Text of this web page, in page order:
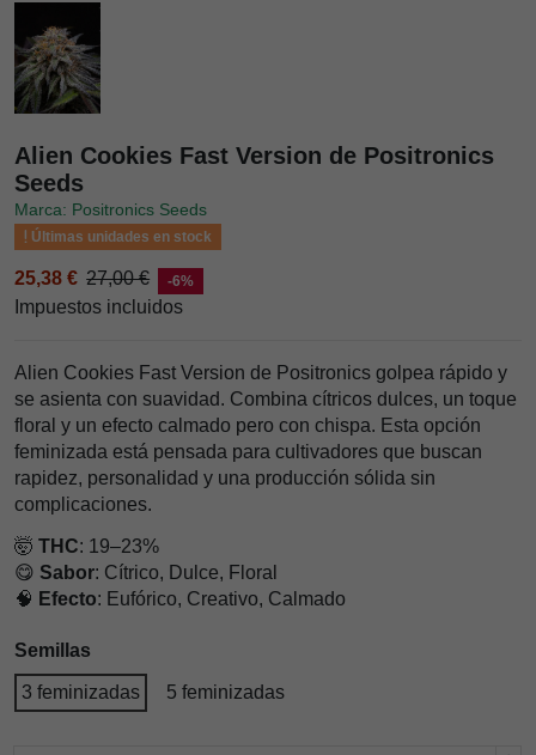
Alien Cookies Fast Version de Positronics
Seeds
Marca: Positronics Seeds
Últimas unidades en stock
25,38 € 27,00 € -6%
Impuestos incluidos
Alien Cookies Fast Version de Positronics golpea rápido y
se asienta con suavidad. Combina cítricos dulces, un toque
floral y un efecto calmado pero con chispa. Esta opción
feminizada está pensada para cultivadores que buscan
rapidez, personalidad y una producción sólida sin
complicaciones.
🤯 THC: 19–23%
😋 Sabor: Cítrico, Dulce, Floral
🧠 Efecto: Eufórico, Creativo, Calmado
Semillas
3 feminizadas 5 feminizadas